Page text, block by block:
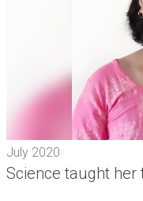
July 2020
Science taught